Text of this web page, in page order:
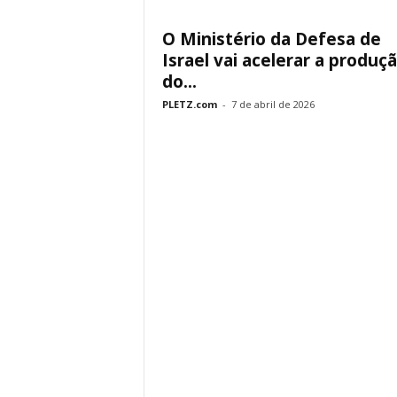
O Ministério da Defesa de
Israel vai acelerar a
do...
PLETZ.com - 7 de abril de 2026